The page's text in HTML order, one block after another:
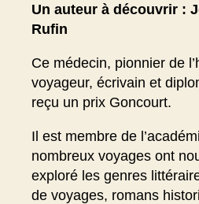
Un auteur à découvrir :
Rufin
Ce médecin, pionnier de
voyageur, écrivain et
reçu un prix Goncourt.
Il est membre de
nombreux voyages ont
exploré les genres
de voyages, romans